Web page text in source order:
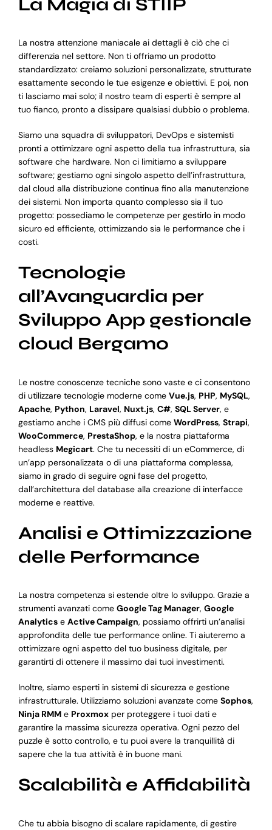
La Magia di STIIP
La nostra attenzione maniacale ai dettagli è ciò che ci
differenzia nel settore. Non ti offriamo un prodotto
standardizzato: creiamo soluzioni personalizzate, strutturate
esattamente secondo le tue esigenze e obiettivi. E poi, non
ti lasciamo mai solo; il nostro team di esperti è sempre al
tuo fianco, pronto a dissipare qualsiasi dubbio o problema.
Siamo una squadra di sviluppatori, DevOps e sistemisti
pronti a ottimizzare ogni aspetto della tua infrastruttura, sia
software che hardware. Non ci limitiamo a sviluppare
software; gestiamo ogni singolo aspetto dell’infrastruttura,
dal cloud alla distribuzione continua fino alla manutenzione
dei sistemi. Non importa quanto complesso sia il tuo
progetto: possediamo le competenze per gestirlo in modo
sicuro ed efficiente, ottimizzando sia le performance che i
costi.
Tecnologie
all’Avanguardia per
Sviluppo App gestionale
cloud Bergamo
Le nostre conoscenze tecniche sono vaste e ci consentono
di utilizzare tecnologie moderne come Vue.js, PHP, MySQL,
Apache, Python, Laravel, Nuxt.js, C#, SQL Server, e
gestiamo anche i CMS più diffusi come WordPress, Strapi,
WooCommerce, PrestaShop, e la nostra piattaforma
headless Megicart. Che tu necessiti di un eCommerce, di
un’app personalizzata o di una piattaforma complessa,
siamo in grado di seguire ogni fase del progetto,
dall’architettura del database alla creazione di interfacce
moderne e reattive.
Analisi e Ottimizzazione
delle Performance
La nostra competenza si estende oltre lo sviluppo. Grazie a
strumenti avanzati come Google Tag Manager, Google
Analyticse Active Campaign, possiamo offrirti un’analisi
approfondita delle tue performance online. Ti aiuteremo a
ottimizzare ogni aspetto del tuo business digitale, per
garantirti di ottenere il massimo dai tuoi investimenti.
Inoltre, siamo esperti in sistemi di sicurezza e gestione
infrastrutturale. Utilizziamo soluzioni avanzate come Sophos,
Ninja RMMe Proxmoxper proteggere i tuoi dati e
garantire la massima sicurezza operativa. Ogni pezzo del
puzzle è sotto controllo, e tu puoi avere la tranquillità di
sapere che la tua attività è in buone mani.
Scalabilità e Affidabilità
Che tu abbia bisogno di scalare rapidamente, di gestire